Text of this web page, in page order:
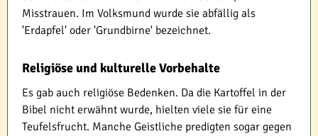
Misstrauen. Im Volksmund wurde sie abfällig als
'Erdapfel' oder 'Grundbirne' bezeichnet.
Religiöse und kulturelle Vorbehalte
Es gab auch religiöse Bedenken. Da die Kartoffel in der
Bibel nicht erwähnt wurde, hielten viele sie für eine
Teufelsfrucht. Manche Geistliche predigten sogar gegen